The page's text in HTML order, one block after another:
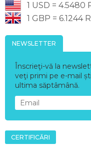
1 USD = 4.5480
1 GBP = 6.1244
NEWSLETTER
Înscrieţi-vă la
veţi primi pe e-mail
ultima săptâmână.
CERTIFICĂRI